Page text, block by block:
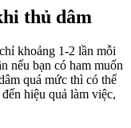
thủ dâm
khoảng 1-2 lần mỗi
nếu bạn có ham muốn
quá mức thì có thể
hiệu quả làm việc,